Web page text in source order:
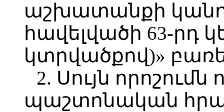
աշխատանքի
հավելվածի 63-րդ
կտրվածքով)»
2. Սույն
պաշտոնական